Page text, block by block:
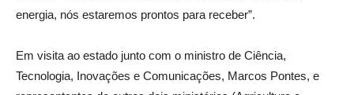
energia, nós estaremos prontos para receber”.
Em visita ao estado junto com o ministro de Ciência,
Tecnologia, Inovações e Comunicações, Marcos Pontes, e